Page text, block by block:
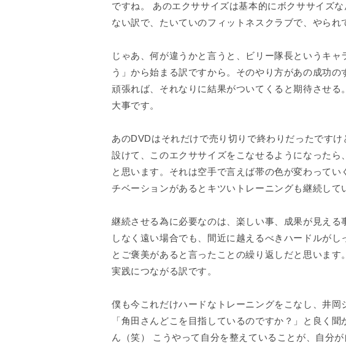
ですね。 あのエクササイズは基本的にボクササイズ
ない訳で、たいていのフィットネスクラブで、やられ
じゃあ、何が違うかと言うと、ビリー隊長というキ
う」から始まる訳ですから。そのやり方があの成功
頑張れば、それなりに結果がついてくると期待させ
大事です。
あのDVDはそれだけで売り切りで終わりだったです
設けて、このエクササイズをこなせるようになった
と思います。それは空手で言えば帯の色が変わって
チベーションがあるとキツいトレーニングも継続して
継続させる為に必要なのは、楽しい事、成果が見え
しなく遠い場合でも、間近に越えるべきハードルが
とご褒美があると言ったことの繰り返しだと思いま
実践につながる訳です。
僕も今これだけハードなトレーニングをこなし、井岡
「角田さんどこを目指しているのですか？」と良く
ん（笑） こうやって自分を整えていることが、自分